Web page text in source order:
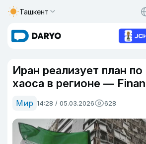
Ташкент
Иран реализует план
хаоса в регионе —
Мир 14:28 / 05.03.2026 628